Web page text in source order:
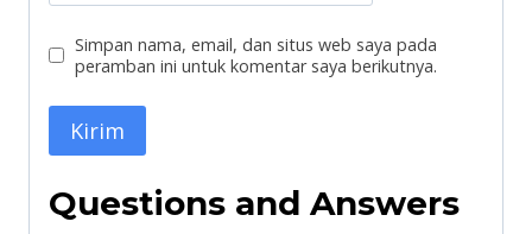
Simpan nama, email, dan situs web saya pada
peramban ini untuk komentar saya berikutnya.
Questions and Answers